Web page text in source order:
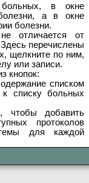
в окне
а в окне
болезни.
отличается от
перечислены
щелкните по ним,
или записи.
кнопок:
списком
списку больных
чтобы добавить
протоколов
для каждой